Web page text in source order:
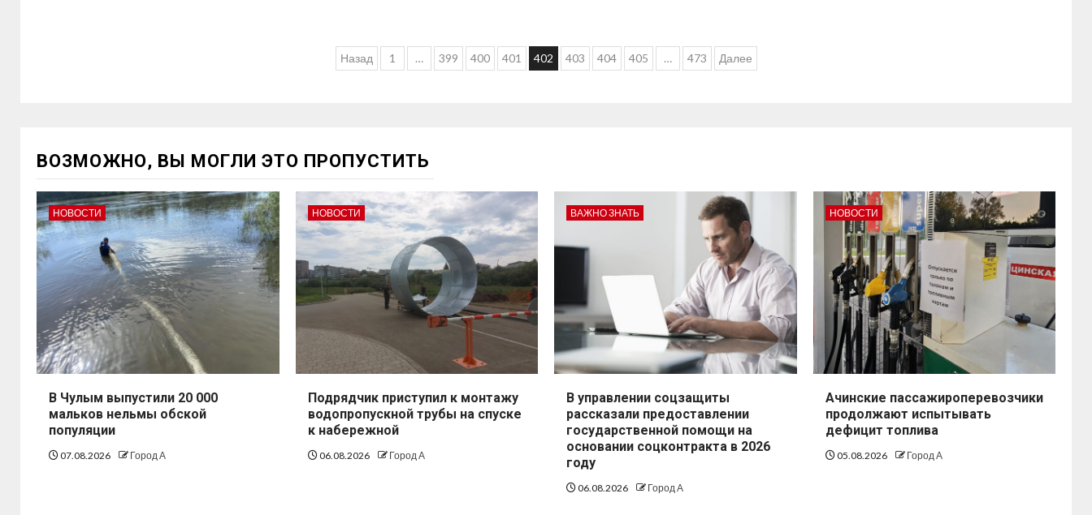
Назад 1 … 399 400 401 402 403 404 405 … 473 Далее
ВОЗМОЖНО, ВЫ МОГЛИ ЭТО ПРОПУСТИТЬ
НОВОСТИ
В Чулым выпустили 20 000
мальков нельмы обской
популяции
07.08.2026 Город А
НОВОСТИ
Подрядчик приступил к монтажу
водопропускной трубы на спуске
к набережной
06.08.2026 Город А
ВАЖНО ЗНАТЬ
В управлении соцзащиты
рассказали предоставлении
государственной помощи на
основании соцконтракта в 2026
году
06.08.2026 Город А
НОВОСТИ
Ачинские пассажироперевозчики
продолжают испытывать
дефицит топлива
05.08.2026 Город А